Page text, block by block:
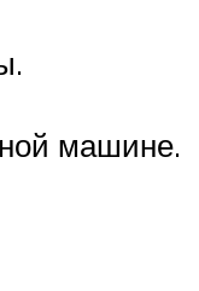
машине.